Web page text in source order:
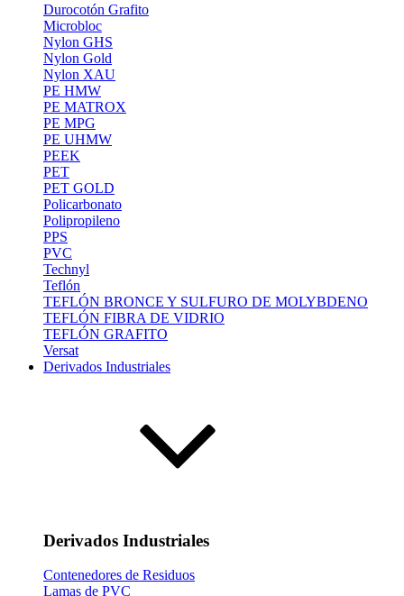
Durocotón Grafito
Microbloc
Nylon GHS
Nylon Gold
Nylon XAU
PE HMW
PE MATROX
PE MPG
PE UHMW
PEEK
PET
PET GOLD
Policarbonato
Polipropileno
PPS
PVC
Technyl
Teflón
TEFLÓN BRONCE Y SULFURO DE MOLYBDENO
TEFLÓN FIBRA DE VIDRIO
TEFLÓN GRAFITO
Versat
Derivados Industriales
Derivados Industriales
Contenedores de Residuos
Lamas de PVC